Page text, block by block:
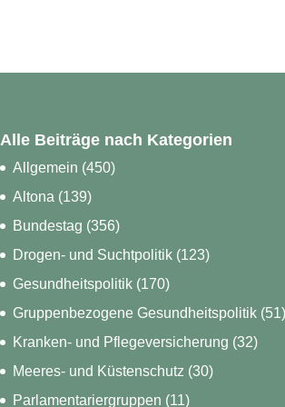
Alle Beiträge nach Kategorien
Allgemein (450)
Altona (139)
Bundestag (356)
Drogen- und Suchtpolitik (123)
Gesundheitspolitik (170)
Gruppenbezogene Gesundheitspolitik (51)
Kranken- und Pflegeversicherung (32)
Meeres- und Küstenschutz (30)
Parlamentariergruppen (11)